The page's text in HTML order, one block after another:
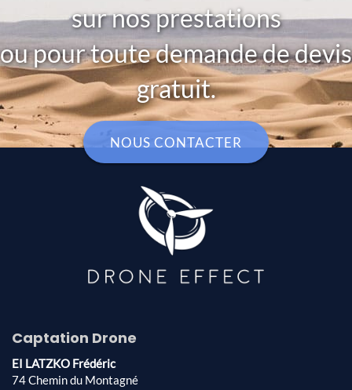
sur nos prestations
ou pour toute demande de devis
gratuit.
NOUS CONTACTER
Captation Drone
EI LATZKO Frédéric
74 Chemin du Montagné